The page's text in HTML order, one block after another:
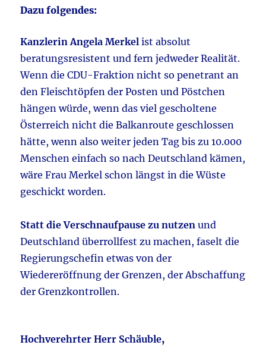
Dazu folgendes:
Kanzlerin Angela Merkel ist absolut
beratungsresistent und fern jedweder Realität.
Wenn die CDU-Fraktion nicht so penetrant an
den Fleischtöpfen der Posten und Pöstchen
hängen würde, wenn das viel gescholtene
Österreich nicht die Balkanroute geschlossen
hätte, wenn also weiter jeden Tag bis zu 10.000
Menschen einfach so nach Deutschland kämen,
wäre Frau Merkel schon längst in die Wüste
geschickt worden.
Statt die Verschnaufpause zu nutzen und
Deutschland überrollfest zu machen, faselt die
Regierungschefin etwas von der
Wiedereröffnung der Grenzen, der Abschaffung
der Grenzkontrollen.
Hochverehrter Herr Schäuble,